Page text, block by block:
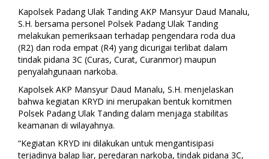
Kapolsek Padang Ulak Tanding AKP Mansyur Daud Manalu,
S.H. bersama personel Polsek Padang Ulak Tanding
melakukan pemeriksaan terhadap pengendara roda dua
(R2) dan roda empat (R4) yang dicurigai terlibat dalam
tindak pidana 3C (Curas, Curat, Curanmor) maupun
penyalahgunaan narkoba.
Kapolsek AKP Mansyur Daud Manalu, S.H. menjelaskan
bahwa kegiatan KRYD ini merupakan bentuk komitmen
Polsek Padang Ulak Tanding dalam menjaga stabilitas
keamanan di wilayahnya.
“Kegiatan KRYD ini dilakukan untuk mengantisipasi
terjadinya balap liar, peredaran narkoba, tindak pidana 3C,